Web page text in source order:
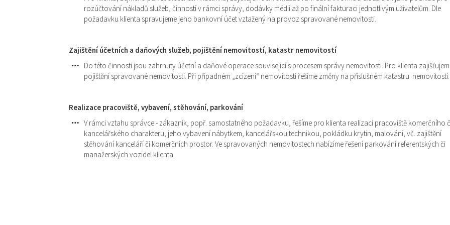
rozúčtování nákladů služeb, činností v rámci správy, dodávky médií až po finální fakturaci jednotlivým uživatelům. Dle
požadavku klienta spravujeme jeho bankovní účet vztažený na provoz spravované nemovitosti.
Zajištění účetních a daňových služeb, pojištění nemovitostí, katastr nemovitostí
Do této činnosti jsou zahrnuty účetní a daňové operace související s procesem správy nemovitosti. Pro klienta
pojištění spravované nemovitosti. Při případném „zcizení“ nemovitosti řešíme změny na příslušném katastru nemovitostí.
Realizace pracoviště, vybavení, stěhování, parkování
V rámci vztahu správce - zákazník, popř. samostatného požadavku, řešíme pro klienta realizaci pracoviště komerčního
kancelářského charakteru, jeho vybavení nábytkem, kancelářskou technikou, pokládku krytin, malování, vč. zajištění
stěhování kanceláří či komerčních prostor. Ve spravovaných nemovitostech nabízíme řešení parkování referentských či
manažerských vozidel klienta.